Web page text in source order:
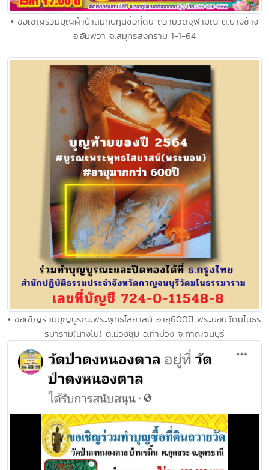
• ขอเชิญร่วมบุญผ้าป่าสมทบทุนซื้อที่ดิน ถวายวัดจุฬามณี ต.บางช้าง
อ.อัมพวา จ.สมุทรสงคราม 1-1-64
• ขอเชิญร่วมบุญบูรณะพระพุทธไสยาสน์ อายุ600ปี พระนอนวัดมโนธร
รมาราม(นางโน) ต.ม่วงชุม อ.ท่าม่วง จ.กาญจนบุรี